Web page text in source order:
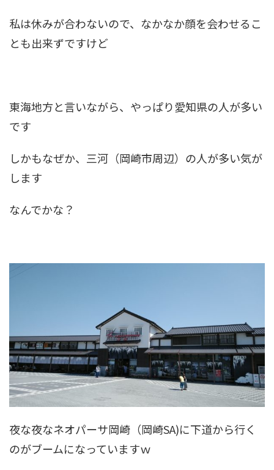
私は休みが合わないので、なかなか顔を会わせるこ
とも出来ずですけど
東海地方と言いながら、やっぱり愛知県の人が多い
です
しかもなぜか、三河（岡崎市周辺）の人が多い気が
します
なんでかな？
夜な夜なネオパーサ岡崎（岡崎SA)に下道から行く
のがブームになっていますｗ